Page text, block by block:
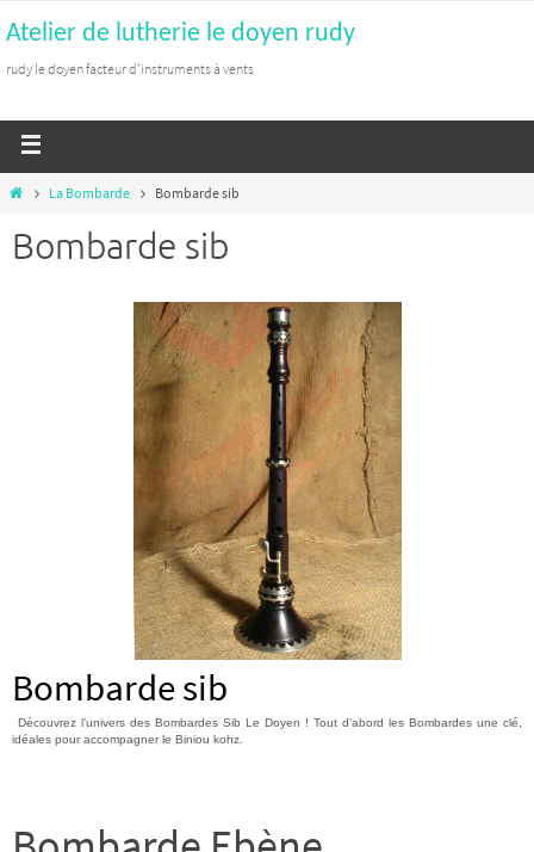
Atelier de lutherie le doyen rudy
rudy le doyen facteur d'instruments à vents
La Bombarde Bombarde sib
Bombarde sib
Bombarde sib
Découvrez l’univers des Bombardes Sib Le Doyen ! Tout d’abord les Bombardes une clé,
idéales pour accompagner le Biniou kohz.